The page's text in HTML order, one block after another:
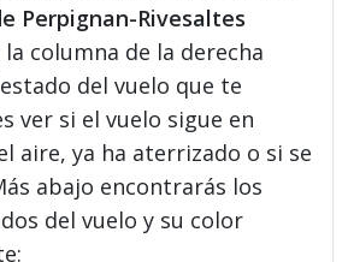
Perpignan-Rivesaltes
la columna de la derecha
del vuelo que te
ver si el vuelo sigue en
aire, ya ha aterrizado o si se
abajo encontrarás los
del vuelo y su color